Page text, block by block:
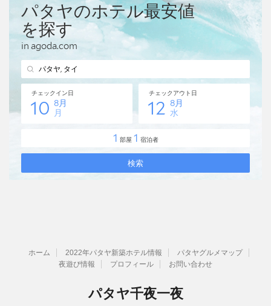
ホーム 2022年パタヤ新築ホテル情報
パタヤグルメマップ
夜遊び情報
プロフィール お問い合わせ
パタヤ千夜一夜